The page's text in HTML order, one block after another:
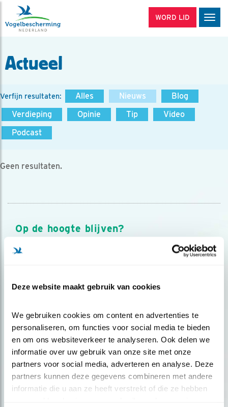
Deze website maakt gebruik van cookies
We gebruiken cookies om content en advertenties te
personaliseren, om functies voor social media te bieden
en om ons websiteverkeer te analyseren. Ook delen we
informatie over uw gebruik van onze site met onze
partners voor social media, adverteren en analyse. Deze
partners kunnen deze gegevens combineren met andere
informatie die u aan ze heeft verstrekt of die ze hebben
WORD LID
Actueel
Verfijn resultaten: Alles Nieuws
Blog
Verdieping
Opinie Tip
Video
Podcast
Geen resultaten.
Op de hoogte blijven?
Meld je aan en ontvang nieuws, inspiratie, acties en tips
over vogels en activiteiten van Vogelbescherming.